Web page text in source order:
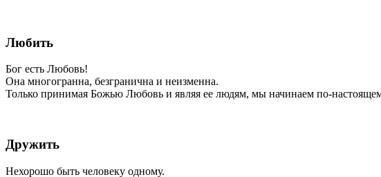
Любить
Бог есть Любовь!
Она многогранна, безгранична и неизменна.
Только принимая Божью Любовь и являя ее людям, мы начинаем по-
Дружить
Нехорошо быть человеку одному.